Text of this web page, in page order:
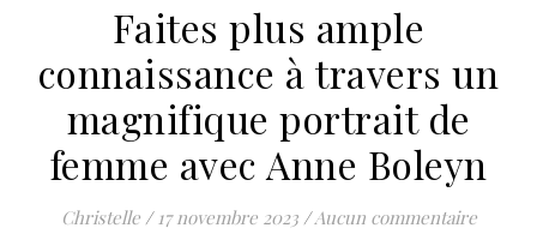
Faites plus ample
connaissance à travers un
magnifique portrait de
femme avec Anne Boleyn
Christelle / 17 novembre 2023 /Aucun commentaire